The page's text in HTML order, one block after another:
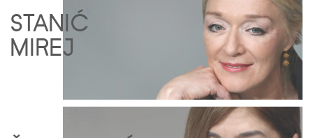
STANIĆ
MIREJ